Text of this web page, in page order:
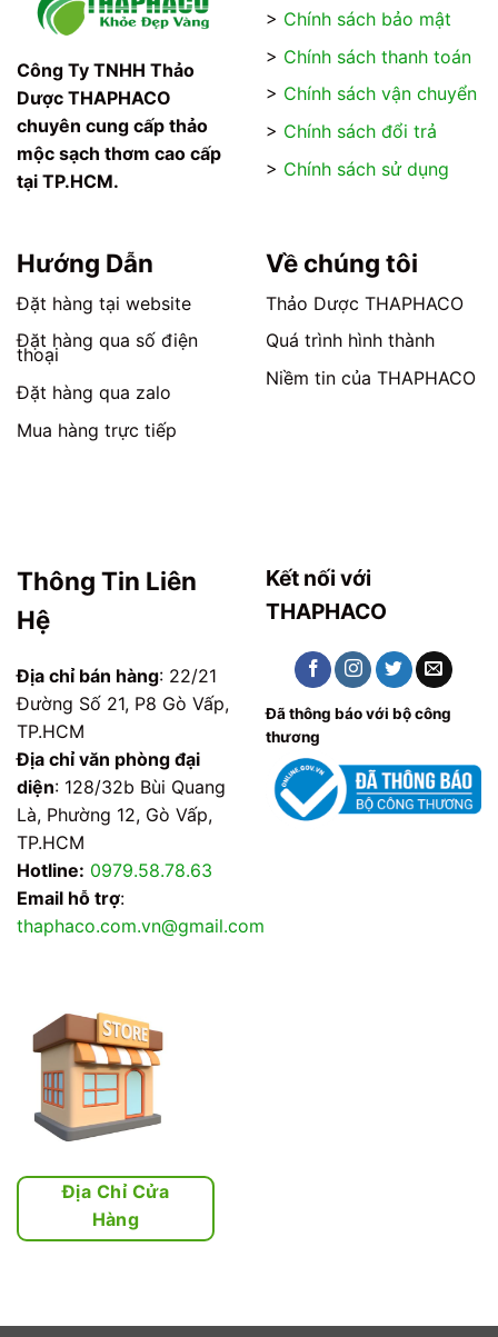
Công Ty TNHH Thảo
Dược THAPHACO
chuyên cung cấp thảo
mộc sạch thơm cao cấp
tại TP.HCM.
> Chính sách bảo mật
> Chính sách thanh toán
> Chính sách vận chuyển
> Chính sách đổi trả
> Chính sách sử dụng
Hướng Dẫn
Đặt hàng tại website
Đặt hàng qua số điện
thoại
Đặt hàng qua zalo
Mua hàng trực tiếp
Về chúng tôi
Thảo Dược THAPHACO
Quá trình hình thành
Niềm tin của THAPHACO
Thông Tin Liên
Hệ
Địa chỉ bán hàng: 22/21
Đường Số 21, P8 Gò Vấp,
TP.HCM
Địa chỉ văn phòng đại
diện: 128/32b Bùi Quang
Là, Phường 12, Gò Vấp,
TP.HCM
Hotline: 0979.58.78.63
Email hỗ trợ:
thaphaco.com.vn@gmail.com
Kết nối với
THAPHACO
Đã thông báo với bộ công
thương
Địa Chỉ Cửa
Hàng